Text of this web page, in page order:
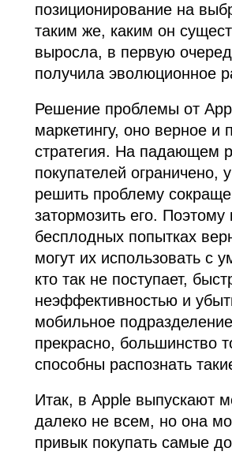
позиционирование на
таким же, каким он
выросла, в первую
получила эволюционное
Решение проблемы от
маркетингу, оно верное
стратегия. На падающем
покупателей
решить проблему
затормозить его.
бесплодных попытках
могут их использовать с
кто так не поступает,
неэффективностью и
мобильное
прекрасно, большинство
способны распознать
Итак, в Apple выпускают
далеко не всем, но она
привык покупать самые